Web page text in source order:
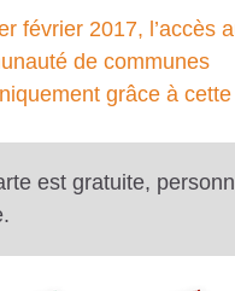
février 2017, l’accès
de communes
grâce à
est gratuite,